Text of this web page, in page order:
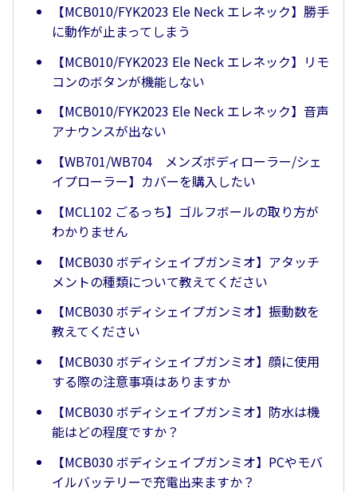
【MCB010/FYK2023 Ele Neck エレネック】勝手
に動作が止まってしまう
【MCB010/FYK2023 Ele Neck エレネック】リモ
コンのボタンが機能しない
【MCB010/FYK2023 Ele Neck エレネック】音声
アナウンスが出ない
【WB701/WB704 メンズボディローラー/シェ
イプローラー】カバーを購入したい
【MCL102 ごるっち】ゴルフボールの取り方が
わかりません
【MCB030 ボディシェイプガンミオ】アタッチ
メントの種類について教えてください
【MCB030 ボディシェイプガンミオ】振動数を
教えてください
【MCB030 ボディシェイプガンミオ】顔に使用
する際の注意事項はありますか
【MCB030 ボディシェイプガンミオ】防水は機
能はどの程度ですか？
【MCB030 ボディシェイプガンミオ】PCやモバ
イルバッテリーで充電出来ますか？